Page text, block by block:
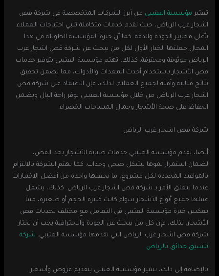
تعتبر مؤسسة العتيبي من أبرز الشركات المتخصصة في شركة قص
اشجار غرب الرياض، حيث تقدم خدمات متكاملة تلبي احتياجات العملاء
بأعلى معايير الجودة والدقة. كما أن خبرة المؤسسة الطويلة في هذا
المجال جعلتها الخيار الأول لكل من يبحث عن شركة قص اشجار غرب
الرياض موثوقة ومحترفة. كذلك، تهتم مؤسسة العتيبي بتوفير خدمات
قص الأشجار باستخدام أحدث المعدات والأدوات، مما يضمن تحقيق
نتائج مثالية وآمنة لجميع العملاء. لذلك، فإن الاعتماد على شركة قص
اشجار غرب الرياض من خلال مؤسسة العتيبي يوفر راحة البال ويضمن
الحفاظ على صحة الأشجار وجمال المساحات الخضراء.
شركة قص اشجار غرب الرياض
أيضا، تقدم مؤسسة العتيبي خدمات صيانة الأشجار بعد القص،
لضمان استمرار نموها بشكل صحي وجذاب. كما تهتم الشركة بالالتزام
بالمواعيد المحددة لكل مشروع، ما يجعلها واحدة من أفضل الاختيارات
عندما يتعلق الأمر بـ شركة قص اشجار غرب الرياض. كذلك، يشمل
عملها جميع أنواع الأشجار سواء كانت كبيرة الحجم أو صغيرة، مما
يعكس خبرة مؤسسة العتيبي في التعامل مع مختلف تحديات قص
الأشجار. لذلك، فإن كل من يبحث عن الجودة والاحترافية يجب أن يختار
شركة قص اشجار غرب الرياض التي تقدمها مؤسسة العتيبي. شركة
تنسيق حدائق بالرياض
بالإضافة إلى ذلك، تتميز مؤسسة العتيبي بتقديم عروض وأسعار